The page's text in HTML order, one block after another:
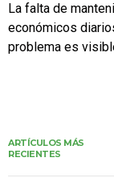
La falta de
económicos
problema es
ARTÍCULOS MÁS
RECIENTES